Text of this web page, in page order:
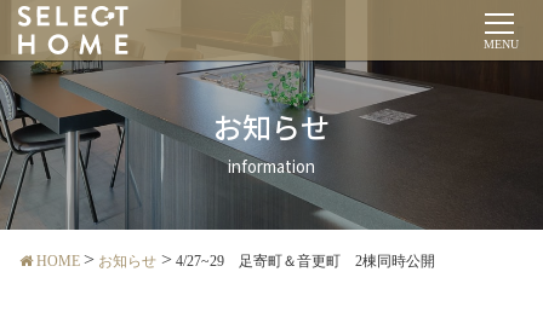
MENU
お知らせ
information
HOME お知らせ 4/27~29 足寄町＆音更町 2棟同時公開